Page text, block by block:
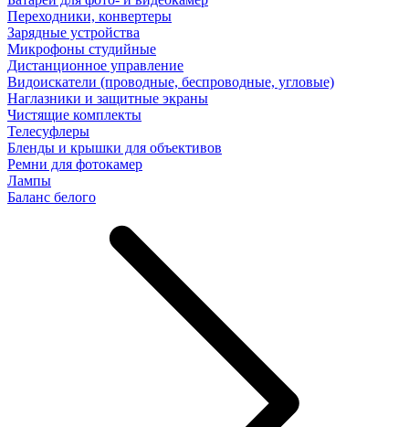
Переходники, конвертеры
Зарядные устройства
Микрофоны студийные
Дистанционное управление
Видоискатели (проводные, беспроводные, угловые)
Наглазники и защитные экраны
Чистящие комплекты
Телесуфлеры
Бленды и крышки для объективов
Ремни для фотокамер
Лампы
Баланс белого